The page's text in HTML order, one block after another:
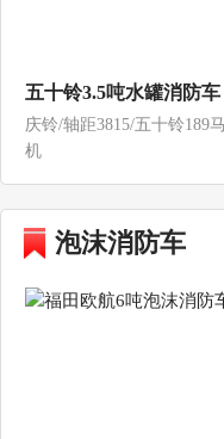
五十铃3.5吨水罐消防车
庆铃/轴距3815/五十铃189
机
泡沫消防车